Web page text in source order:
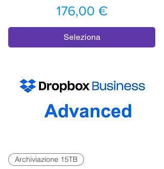
Prezzo
176,00 €
Seleziona
Archiviazione 15TB